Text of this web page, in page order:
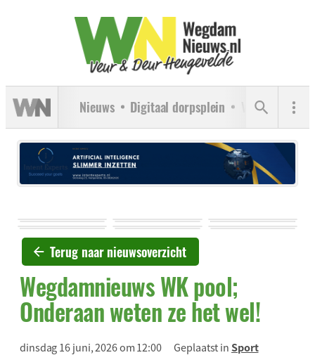
Nieuws Digitaal dorpsplein Verenigingen
Terug naar nieuwsoverzicht
Wegdamnieuws WK pool;
Onderaan weten ze het wel!
dinsdag 16 juni, 2026 om 12:00 Geplaatst inSport